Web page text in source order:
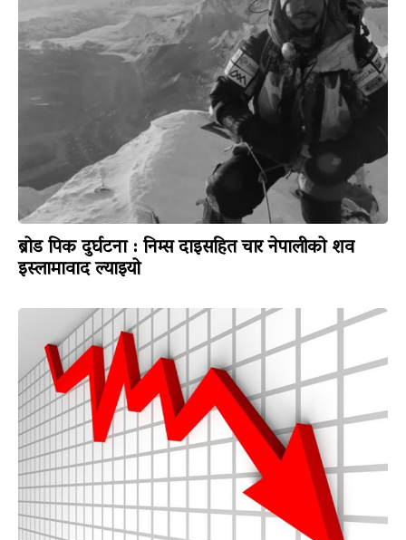
ब्रोड पिक दुर्घटना : निम्स दाइसहित चार नेपालीको शव
इस्लामावाद ल्याइयो